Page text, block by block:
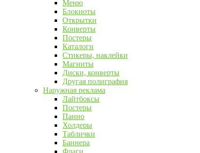
Меню
Блокноты
Открытки
Конверты
Постеры
Каталоги
Стикеры, наклейки
Магниты
Диски, конверты
Другая полиграфия
Наружная реклама
Лайтбоксы
Постеры
Панно
Холдеры
Таблички
Баннера
Флаги